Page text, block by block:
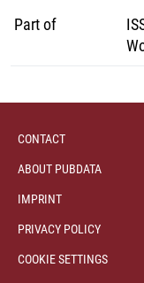
Part of
CONTACT
ABOUT PUBDATA
IMPRINT
PRIVACY POLICY
COOKIE SETTINGS